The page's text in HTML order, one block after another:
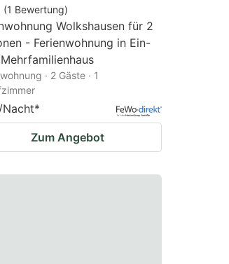
(1 Bewertung)
Wolkshausen für 2
- Ferienwohnung in Ein-
· 2 Gäste · 1
/Nacht*
Zum Angebot